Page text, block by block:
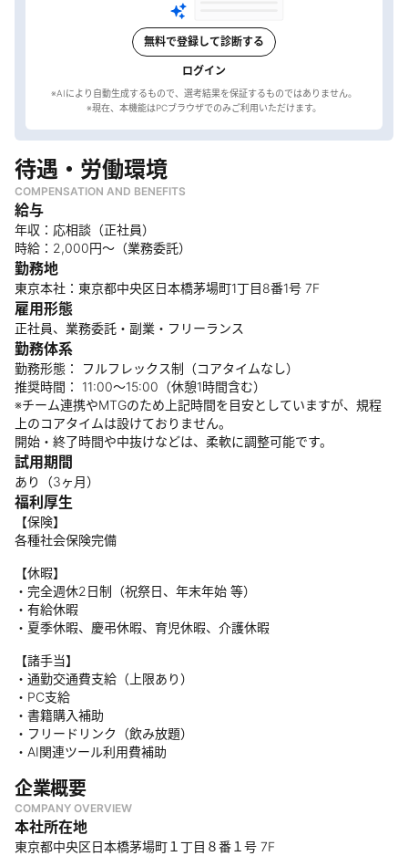
無料で登録して診断する
ログイン
※AIにより自動生成するもので、選考結果を保証するものではありません。
待遇・労働環境
COMPENSATION AND BENEFITS
給与
年収：応相談（正社員）
時給：2,000円〜（業務委託）
勤務地
東京本社：東京都中央区日本橋茅場町1丁目8番1号 7F
雇用形態
正社員、業務委託・副業・フリーランス
勤務体系
勤務形態： フルフレックス制（コアタイムなし）
推奨時間： 11:00～15:00（休憩1時間含む）
※チーム連携やMTGのため上記時間を目安としていますが、規程
上のコアタイムは設けておりません。
開始・終了時間や中抜けなどは、柔軟に調整可能です。
試用期間
あり（3ヶ月）
福利厚生
【保険】
各種社会保険完備
【休暇】
・完全週休2日制（祝祭日、年末年始 等）
・有給休暇
・夏季休暇、慶弔休暇、育児休暇、介護休暇
【諸手当】
・通勤交通費支給（上限あり）
・PC支給
・書籍購入補助
・フリードリンク（飲み放題）
・AI関連ツール利用費補助
企業概要
COMPANY OVERVIEW
本社所在地
東京都中央区日本橋茅場町１丁目８番１号 7F